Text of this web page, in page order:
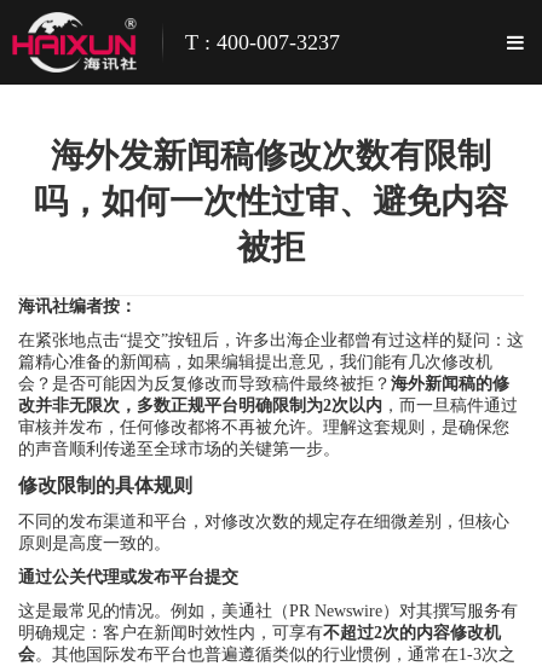
T : 400-007-3237
海外发新闻稿修改次数有限制
吗，如何一次性过审、避免内容
被拒
海讯社编者按：
在紧张地点击“提交”按钮后，许多出海企业都曾有过这样的疑问：这
篇精心准备的新闻稿，如果编辑提出意见，我们能有几次修改机
会？是否可能因为反复修改而导致稿件最终被拒？ 海外新闻稿的修
改并非无限次，多数正规平台明确限制为2次以内 ，而一旦稿件通过
审核并发布，任何修改都将不再被允许。理解这套规则，是确保您
的声音顺利传递至全球市场的关键第一步。
修改限制的具体规则
不同的发布渠道和平台，对修改次数的规定存在细微差别，但核心
原则是高度一致的。
通过公关代理或发布平台提交
这是最常见的情况。例如，美通社（PR Newswire）对其撰写服务有
明确规定：客户在新闻时效性内，可享有不超过2次的内容修改机
会。其他国际发布平台也普遍遵循类似的行业惯例，通常在1-3次之